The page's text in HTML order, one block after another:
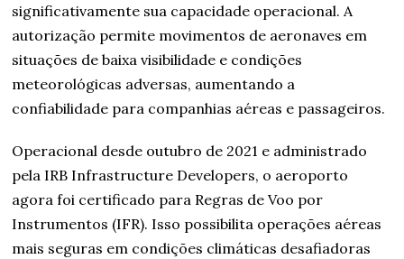
significativamente sua capacidade operacional. A
autorização permite movimentos de aeronaves em
situações de baixa visibilidade e condições
meteorológicas adversas, aumentando a
confiabilidade para companhias aéreas e passageiros.
Operacional desde outubro de 2021 e administrado
pela IRB Infrastructure Developers, o aeroporto
agora foi certificado para Regras de Voo por
Instrumentos (IFR). Isso possibilita operações aéreas
mais seguras em condições climáticas desafiadoras